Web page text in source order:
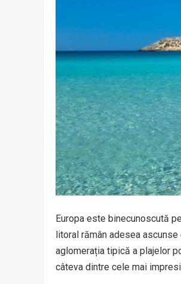
Europa este binecunoscută
litoral rămân adesea
aglomerația tipică a plajelor
câteva dintre cele mai